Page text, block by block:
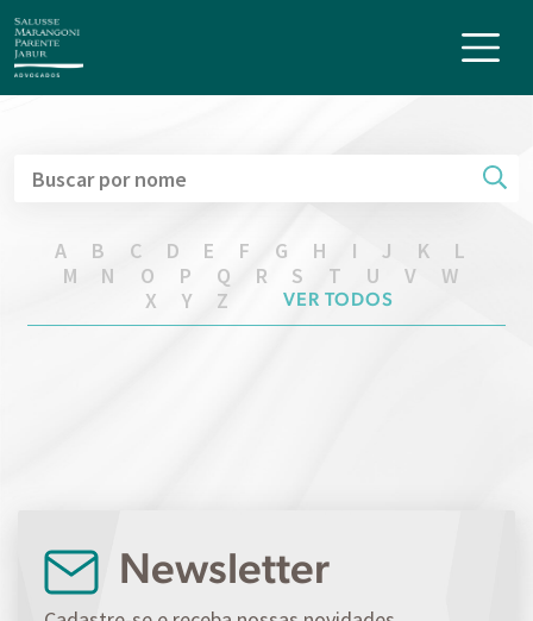
A B C D E F G H I J K
L
M
N O P Q R S T U V
W
X
Y Z VER TODOS
Newsletter